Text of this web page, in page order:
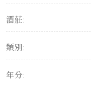
酒莊:
類別:
年分: